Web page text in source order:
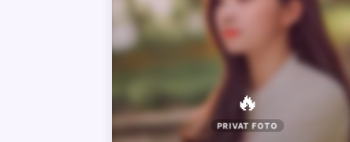
🔥
PRIVAT FOTO